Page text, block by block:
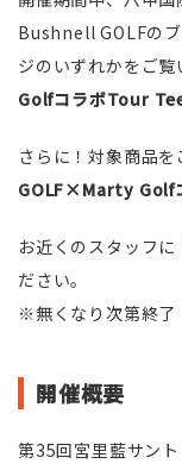
Bushnell GOLFのブ
ジのいずれかをご
GolfコラボTour
さらに！対象商品
GOLF×Marty Golf
お近くのスタッフ
ださい。
※無くなり次第終了
開催概要
第35回宮里藍サン